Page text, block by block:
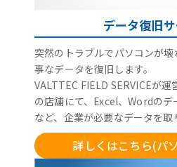
データ復旧
突然のトラブルでパソコンが
事なデータを復旧します。
VALTTEC FIELD SERVICEが
の店舗にて、Excel、Wordの
など、企業が必要なデータを取
詳しくはこちら(パ